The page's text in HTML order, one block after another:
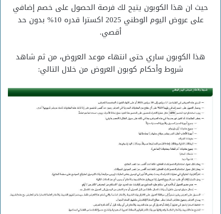
حيث ان هذا الكوبون يتيح لك فرصة الحصول على خصم إضافي
على عروض اليوم الوطني 2025 اكسترا قدره 10% بدون حد
أقصي.
هذا الكوبون ساري حتى انتهاء موعد العروض، من ثم شاهد
شروط وأحكام كوبون العروض من خلال التالي: